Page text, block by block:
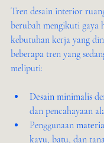
Tren desain interior
berubah mengikuti gaya
kebutuhan kerja yang
beberapa tren yang
meliputi:
Desain minimalis
dan pencahayaan
Penggunaan
kayu, batu, dan